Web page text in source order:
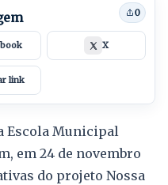
0
X
link
Escola Municipal
em 24 de novembro
do projeto Nossa